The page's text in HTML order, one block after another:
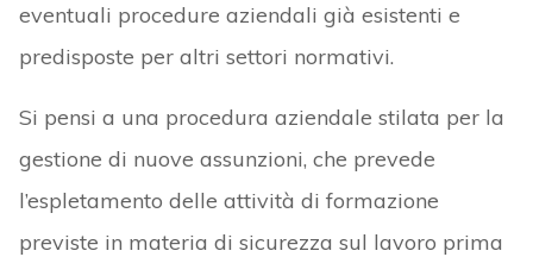
eventuali procedure aziendali già esistenti e
predisposte per altri settori normativi.
Si pensi a una procedura aziendale stilata per la
gestione di nuove assunzioni, che prevede
l’espletamento delle attività di formazione
previste in materia di sicurezza sul lavoro prima